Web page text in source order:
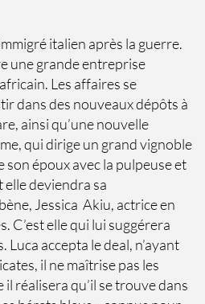
italien après la guerre.
une grande entreprise
Les affaires se
dans des nouveaux dépôts à
ainsi qu’une nouvelle
qui dirige un grand vignoble
époux avec la pulpeuse et
deviendra sa
Jessica Akiu, actrice en
C’est elle qui lui suggérera
accepta le deal, n’ayant
il ne maîtrise pas les
réalisera qu’il se trouve dans